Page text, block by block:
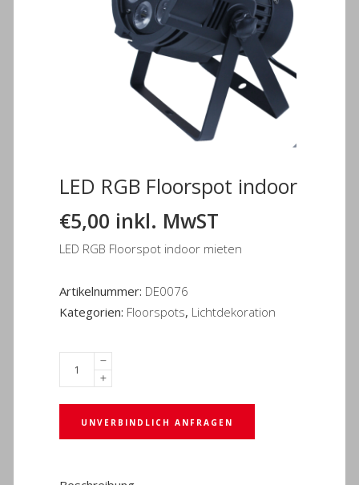
LED RGB Floorspot indoor
€5,00 inkl. MwST
LED RGB Floorspot indoor mieten
Artikelnummer: DE0076
Kategorien: Floorspots, Lichtdekoration
UNVERBINDLICH ANFRAGEN